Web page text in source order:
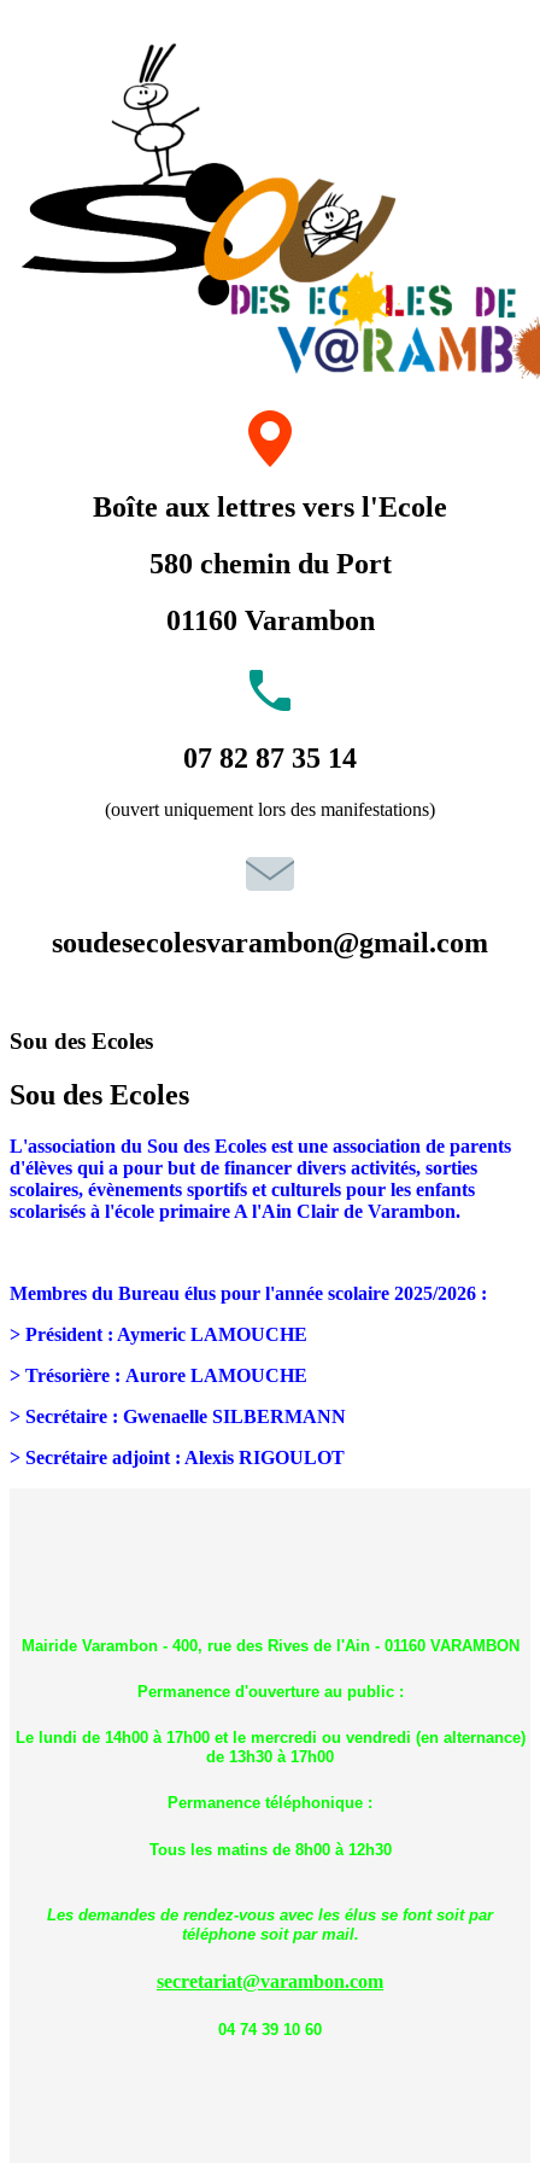
Boîte aux lettres vers l'Ecole
580 chemin du Port
01160 Varambon
07 82 87 35 14
(ouvert uniquement lors des manifestations)
soudesecolesvarambon@gmail.com
Sou des Ecoles
Sou des Ecoles
L'association du Sou des Ecoles est une association de parents
d'élèves qui a pour but de financer divers activités, sorties
scolaires, évènements sportifs et culturels pour les enfants
scolarisés à l'école primaire A l'Ain Clair de Varambon.
Membres du Bureau élus pour l'année scolaire 2025/2026 :
> Président : Aymeric LAMOUCHE
> Trésorière : Aurore LAMOUCHE
> Secrétaire : Gwenaelle SILBERMANN
> Secrétaire adjoint : Alexis RIGOULOT
Mairide Varambon - 400, rue des Rives de l'Ain - 01160 VARAMBON
Permanence d'ouverture au public :
Le lundi de 14h00 à 17h00 et le mercredi ou vendredi (en alternance)
de 13h30 à 17h00
Permanence téléphonique :
Tous les matins de 8h00 à 12h30
Les demandes de rendez-vous avec les élus se font soit par
téléphone soit par mail.
secretariat@varambon.com
04 74 39 10 60